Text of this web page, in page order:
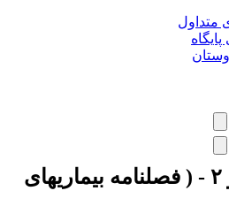
جلد ۴، شماره ۱ و ۲ - ( فصلنامه بیماریهای